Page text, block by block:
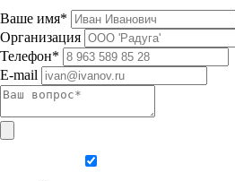
Ваше имя*
Организация
Телефон*
E-mail